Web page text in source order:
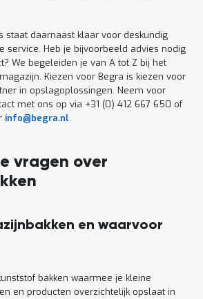
staat daarnaast klaar voor deskundig
service. Heb je bijvoorbeeld advies nodig
We begeleiden je van A tot Z bij het
Kiezen voor Begra is kiezen voor
in opslagoplossingen. Neem voor
met ons op via +31 (0) 412 667 650 of
info@begra.nl.
vragen over
en waarvoor
bakken waarmee je kleine
en producten overzichtelijk opslaat in